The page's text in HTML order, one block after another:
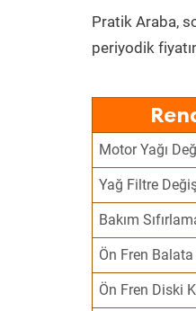
Pratik Araba,
periyodik
Motor Yağı
Yağ Filtre
Bakım
Ön Fren
Ön Fren Diski